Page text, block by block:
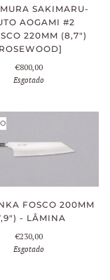
SAKIMARU-
AOGAMI #2
220MM (8,7")
€800,00
Esgotado
FOSCO 200MM
- LÂMINA
€230,00
Esgotado